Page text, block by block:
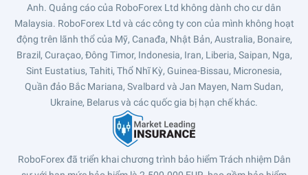
Anh. Quảng cáo của RoboForex Ltd không dành cho cư dân
Malaysia. RoboForex Ltd và các công ty con của mình không hoạt
động trên lãnh thổ của Mỹ, Canađa, Nhật Bản, Australia, Bonaire,
Brazil, Curaçao, Đông Timor, Indonesia, Iran, Liberia, Saipan, Nga,
Sint Eustatius, Tahiti, Thổ Nhĩ Kỳ, Guinea-Bissau, Micronesia,
Quần đảo Bắc Mariana, Svalbard và Jan Mayen, Nam Sudan,
Ukraine, Belarus và các quốc gia bị hạn chế khác.
RoboForex đã triển khai chương trình bảo hiểm Trách nhiệm Dân